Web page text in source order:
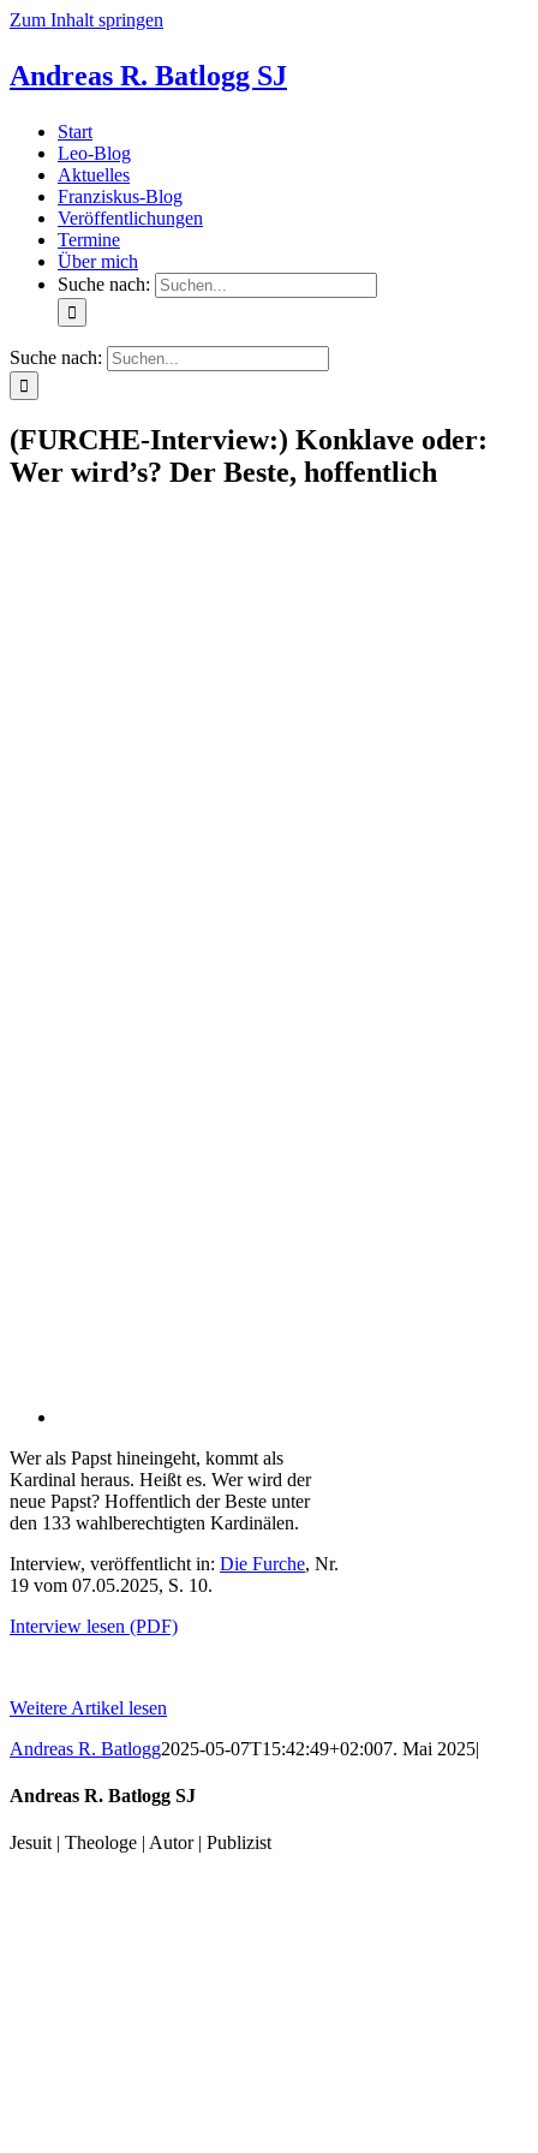
Zum Inhalt springen
Andreas R. Batlogg SJ
Start
Leo-Blog
Aktuelles
Franziskus-Blog
Veröffentlichungen
Termine
Über mich
Suche nach:
Suche nach:
(FURCHE-Interview:) Konklave oder:
Wer wird’s? Der Beste, hoffentlich
Wer als Papst hineingeht, kommt als
Kardinal heraus. Heißt es. Wer wird der
neue Papst? Hoffentlich der Beste unter
den 133 wahlberechtigten Kardinälen.
Interview, veröffentlicht in: Die Furche, Nr.
19 vom 07.05.2025, S. 10.
Interview lesen (PDF)
Weitere Artikel lesen
Andreas R. Batlogg2025-05-07T15:42:49+02:007. Mai 2025|
Andreas R. Batlogg SJ
Jesuit | Theologe | Autor | Publizist